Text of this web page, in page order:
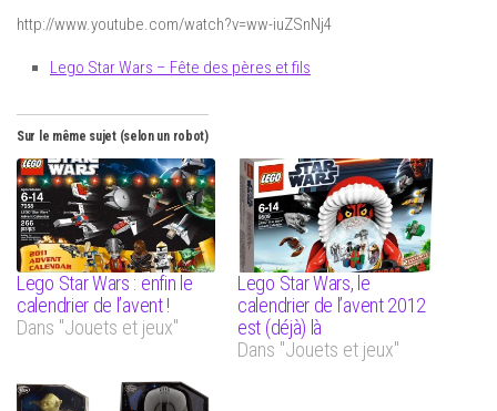
http://www.youtube.com/watch?v=ww-iuZSnNj4
Lego Star Wars – Fête des pères et fils
Sur le même sujet (selon un robot)
Lego Star Wars : enfin le
calendrier de l’avent !
Dans "Jouets et jeux"
Lego Star Wars, le
calendrier de l’avent 2012
est (déjà) là
Dans "Jouets et jeux"